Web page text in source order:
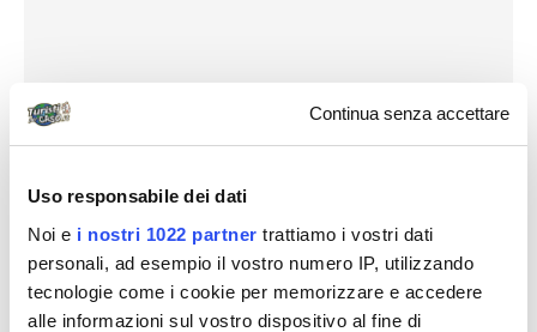
Continua senza accettare
Uso responsabile dei dati
Noi e i nostri 1022 partner trattiamo i vostri dati
personali, ad esempio il vostro numero IP, utilizzando
tecnologie come i cookie per memorizzare e accedere
alle informazioni sul vostro dispositivo al fine di